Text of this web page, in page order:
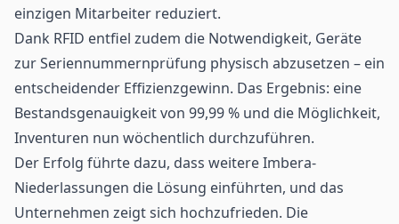
einzigen Mitarbeiter reduziert.
Dank RFID entfiel zudem die Notwendigkeit, Geräte
zur Seriennummernprüfung physisch abzusetzen – ein
entscheidender Effizienzgewinn. Das Ergebnis: eine
Bestandsgenauigkeit von 99,99 % und die Möglichkeit,
Inventuren nun wöchentlich durchzuführen.
Der Erfolg führte dazu, dass weitere Imbera-
Niederlassungen die Lösung einführten, und das
Unternehmen zeigt sich hochzufrieden. Die